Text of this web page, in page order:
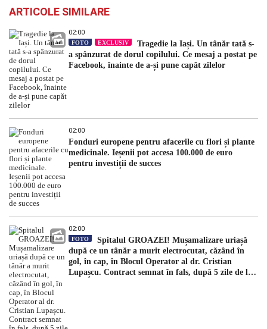
ARTICOLE SIMILARE
02:00
FOTO EXCLUSIV
Tragedie la Iași. Un tânăr tată s-
a spânzurat de dorul copilului. Ce mesaj a postat pe
Facebook, înainte de a-și pune capăt zilelor
02:00
Fonduri europene pentru afacerile cu flori și plante
medicinale. Ieșenii pot accesa 100.000 de euro
pentru investiții de succes
02:00
FOTO
Spitalul GROAZEI! Mușamalizare uriașă
după ce un tânăr a murit electrocutat, căzând în
gol, în cap, în Blocul Operator al dr. Cristian
Lupașcu. Contract semnat în fals, după 5 zile de la